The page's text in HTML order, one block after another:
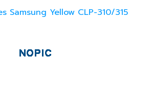
Samsung Yellow CLP-310/315